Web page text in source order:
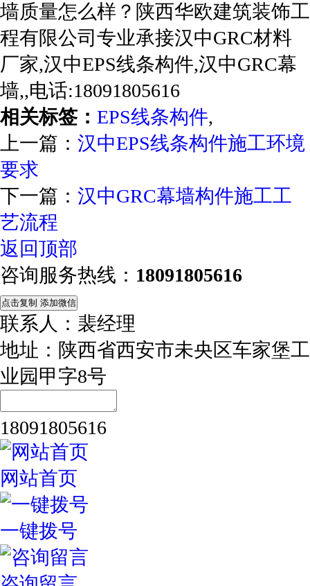
墙质量怎么样？陕西华欧建筑装饰工
程有限公司专业承接汉中GRC材料
厂家,汉中EPS线条构件,汉中GRC幕
墙,,电话:18091805616
相关标签： EPS线条构件,
上一篇： 汉中EPS线条构件施工环境
要求
下一篇： 汉中GRC幕墙构件施工工
艺流程
返回顶部
咨询服务热线： 18091805616
点击复制 添加微信
联系人：裴经理
地址：陕西省西安市未央区车家堡工
业园甲字8号
18091805616
网站首页
一键拨号